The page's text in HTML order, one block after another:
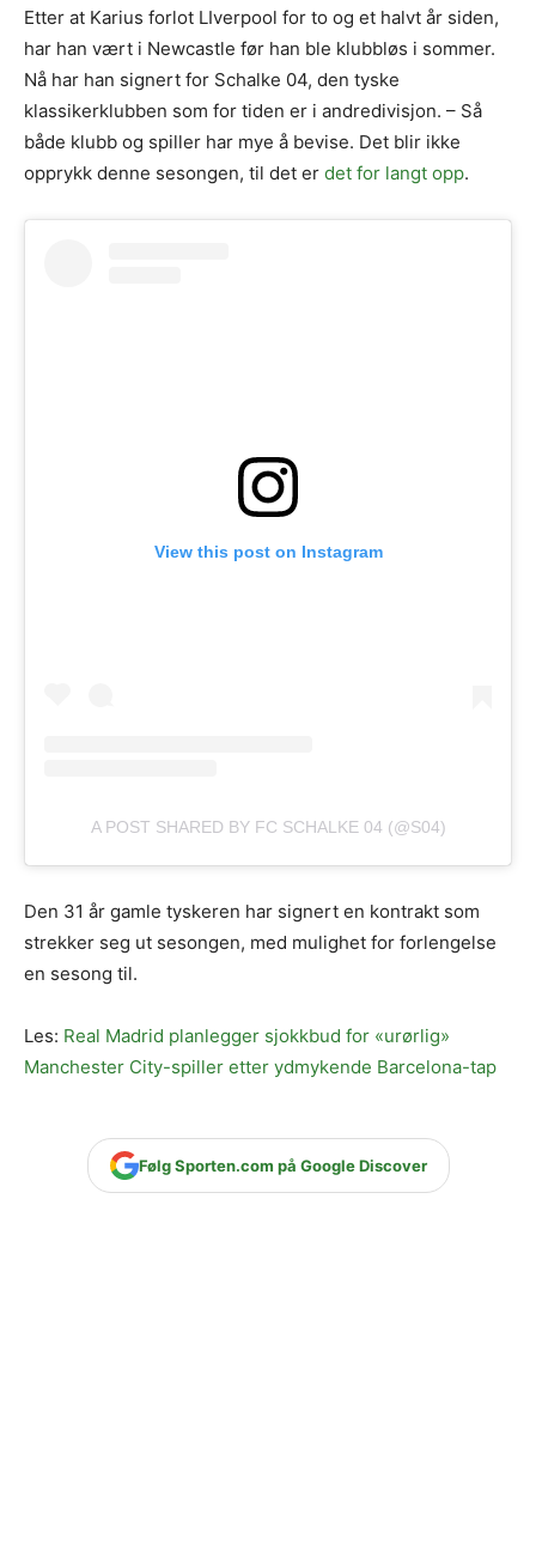
Etter at Karius forlot LIverpool for to og et halvt år siden,
har han vært i Newcastle før han ble klubbløs i sommer.
Nå har han signert for Schalke 04, den tyske
klassikerklubben som for tiden er i andredivisjon. – Så
både klubb og spiller har mye å bevise. Det blir ikke
opprykk denne sesongen, til det er det for langt opp.
View this post on Instagram
A POST SHARED BY FC SCHALKE 04 (@S04)
Den 31 år gamle tyskeren har signert en kontrakt som
strekker seg ut sesongen, med mulighet for forlengelse
en sesong til.
Les: Real Madrid planlegger sjokkbud for «urørlig»
Manchester City-spiller etter ydmykende Barcelona-tap
Følg Sporten.com på Google Discover